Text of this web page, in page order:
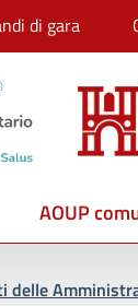
di gara
AOUP
delle